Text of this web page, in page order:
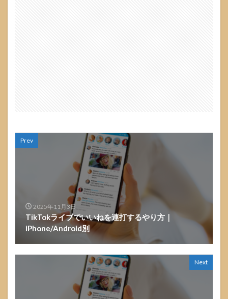
Prev
2025年11月3日
TikTokライブでいいねを連打するやり方｜
iPhone/Android別
Next